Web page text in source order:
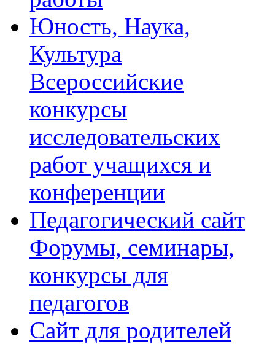
Юность, Наука,
Культура
Всероссийские
конкурсы
исследовательских
работ учащихся и
конференции
Педагогический сайт
Форумы, семинары,
конкурсы для
педагогов
Сайт для родителей